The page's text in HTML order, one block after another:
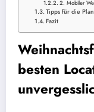
2. Mobiler
Tipps für die
Fazit
besten